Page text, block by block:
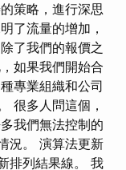
策略，進行深思
了流量的增加，
了我們的報價之
如果我們開始合
專業組織和公司
很多人問這個，
我們無法控制的
況。 演算法更新
排列結果線。 我